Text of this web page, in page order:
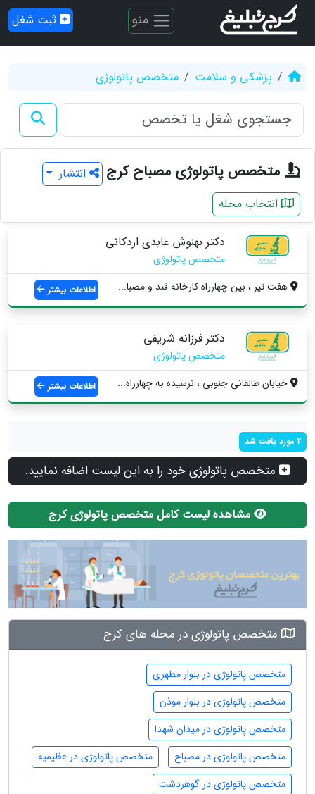
منو ثبت شغل
پزشکی و سلامت متخصص پاتولوژی
متخصص پاتولوژی مصباح کرج
انتشار
انتخاب محله
دکتر بهنوش عابدی اردکانی
متخصص پاتولوژی
هفت تير ، بین چهارراه كارخانه قند و مصبا...
اطلاعات بیشتر
دکتر فرزانه شریفی
متخصص پاتولوژی
خیابان طالقانی جنوبی ، نرسیده به چهارراه...
اطلاعات بیشتر
2 مورد یافت شد
متخصص پاتولوژی خود را به این لیست اضافه نمایید.
مشاهده لیست کامل متخصص پاتولوژی کرج
متخصص پاتولوژی در محله های کرج
متخصص پاتولوژی در بلوار مطهری
متخصص پاتولوژی در بلوار موذن
متخصص پاتولوژی در میدان شهدا
متخصص پاتولوژی در مصباح
متخصص پاتولوژی در عظیمیه
متخصص پاتولوژی در گوهردشت